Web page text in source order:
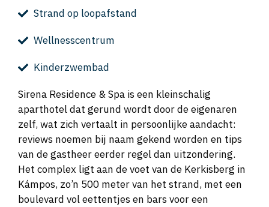
Strand op loopafstand
Wellnesscentrum
Kinderzwembad
Sirena Residence & Spa is een kleinschalig
aparthotel dat gerund wordt door de eigenaren
zelf, wat zich vertaalt in persoonlijke aandacht:
reviews noemen bij naam gekend worden en tips
van de gastheer eerder regel dan uitzondering.
Het complex ligt aan de voet van de Kerkisberg in
Kámpos, zo’n 500 meter van het strand, met een
boulevard vol eettentjes en bars voor een